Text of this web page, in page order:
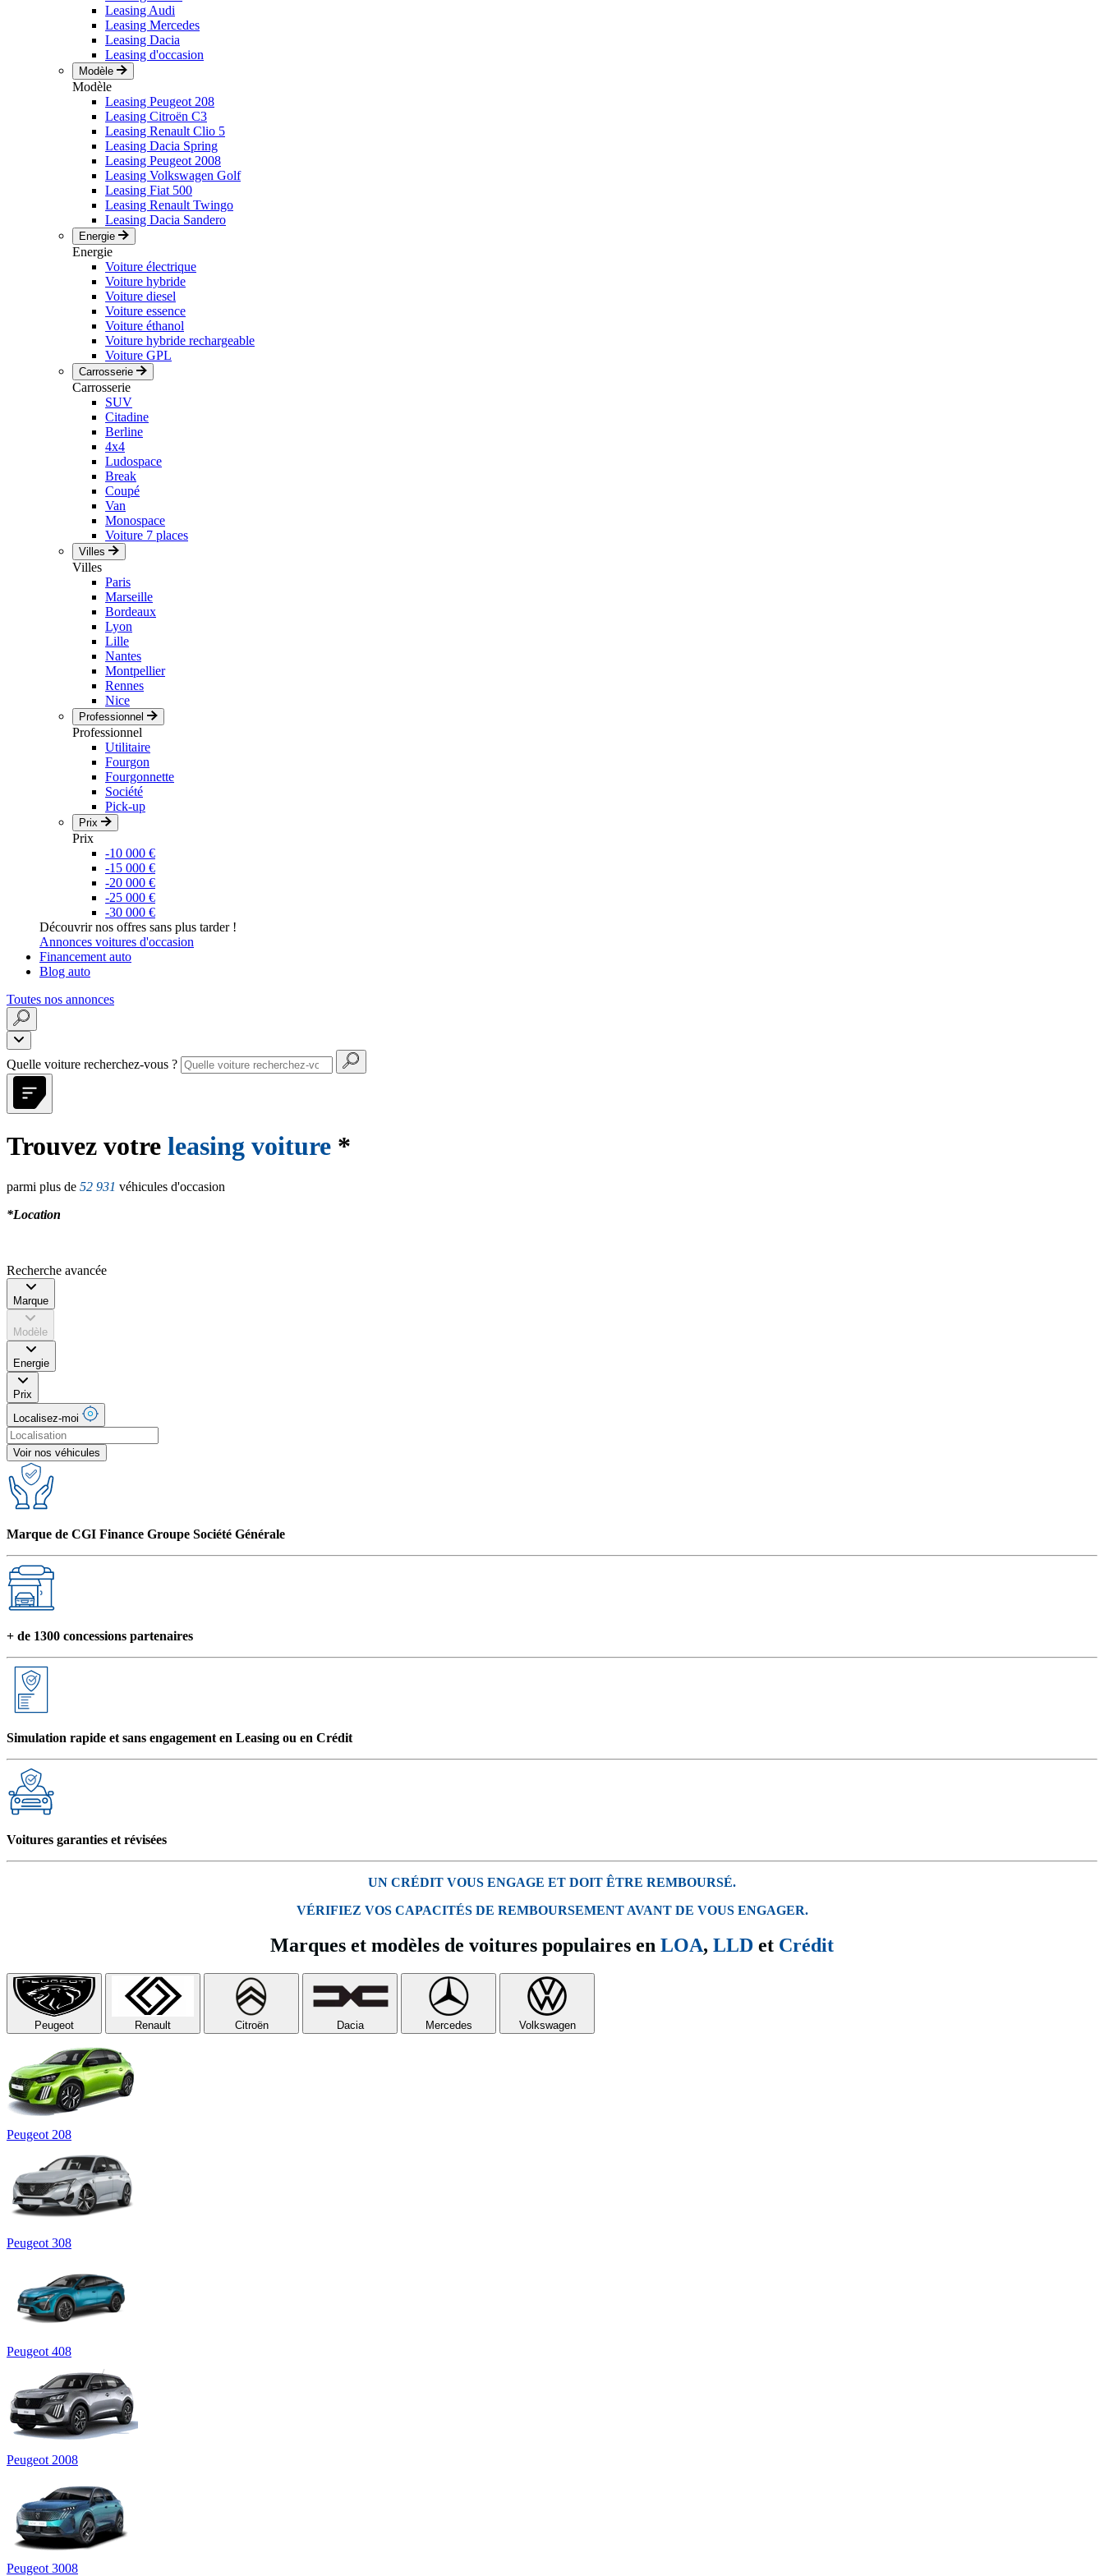
Leasing Audi
Leasing Mercedes
Leasing Dacia
Leasing d'occasion
Modèle
Modèle
Leasing Peugeot 208
Leasing Citroën C3
Leasing Renault Clio 5
Leasing Dacia Spring
Leasing Peugeot 2008
Leasing Volkswagen Golf
Leasing Fiat 500
Leasing Renault Twingo
Leasing Dacia Sandero
Energie
Energie
Voiture électrique
Voiture hybride
Voiture diesel
Voiture essence
Voiture éthanol
Voiture hybride rechargeable
Voiture GPL
Carrosserie
Carrosserie
SUV
Citadine
Berline
4x4
Ludospace
Break
Coupé
Van
Monospace
Voiture 7 places
Villes
Villes
Paris
Marseille
Bordeaux
Lyon
Lille
Nantes
Montpellier
Rennes
Nice
Professionnel
Professionnel
Utilitaire
Fourgon
Fourgonnette
Société
Pick-up
Prix
Prix
-10 000 €
-15 000 €
-20 000 €
-25 000 €
-30 000 €
Découvrir nos offres sans plus tarder !
Annonces voitures d'occasion
Financement auto
Blog auto
Toutes nos annonces
Quelle voiture recherchez-vous ?
Trouvez votre leasing voiture *
parmi plus de 52 931 véhicules d'occasion
*Location
Recherche avancée
Marque
Modèle
Energie
Prix
Localisez-moi
Voir nos véhicules
Marque de CGI Finance Groupe Société Générale
+ de 1300 concessions partenaires
Simulation rapide et sans engagement en Leasing ou en Crédit
Voitures garanties et révisées
UN CRÉDIT VOUS ENGAGE ET DOIT ÊTRE REMBOURSÉ.
VÉRIFIEZ VOS CAPACITÉS DE REMBOURSEMENT AVANT DE VOUS ENGAGER.
Marques et modèles de voitures populaires en LOA, LLD et Crédit
Peugeot Renault Citroën Dacia Mercedes Volkswagen
Peugeot 208
Peugeot 308
Peugeot 408
Peugeot 2008
Peugeot 3008